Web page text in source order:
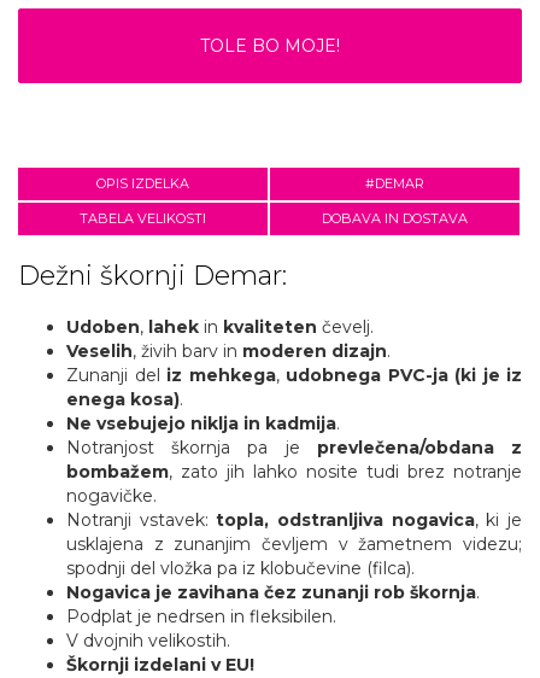
TOLE BO MOJE!
OPIS IZDELKA #DEMAR
TABELA VELIKOSTI DOBAVA IN DOSTAVA
Dežni škornji Demar:
Udoben, lahek in kvaliteten čevelj.
Veselih, živih barv in moderen dizajn.
Zunanji del iz mehkega, udobnega PVC-ja (ki je iz
enega kosa).
Ne vsebujejo niklja in kadmija.
Notranjost škornja pa je prevlečena/obdana z
bombažem, zato jih lahko nosite tudi brez notranje
nogavičke.
Notranji vstavek:topla, odstranljiva nogavica, ki je
usklajena z zunanjim čevljem v žametnem videzu;
spodnji del vložka pa iz klobučevine (filca).
Nogavica je zavihana čez zunanji rob škornja.
Podplat je nedrsen in fleksibilen.
V dvojnih velikostih.
Škornji izdelani v EU!